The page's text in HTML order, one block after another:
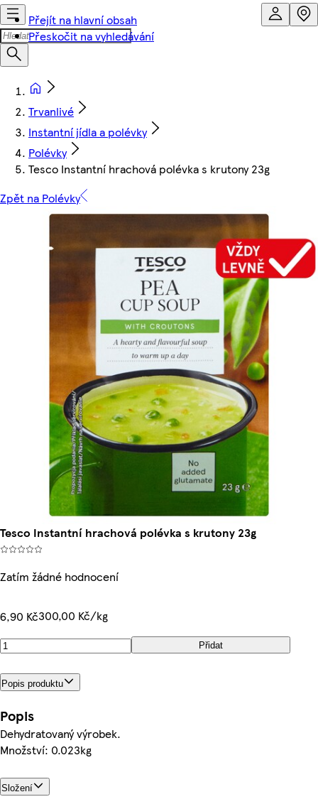
Přejít na hlavní obsah
Přeskočit na vyhledávání
Trvanlivé
Instantní jídla a polévky
Polévky
Tesco Instantní hrachová polévka s krutony 23g
Zpět na Polévky
Tesco Instantní hrachová polévka s krutony 23g
Zatím žádné hodnocení
6,90 Kč300,00 Kč/kg
Přidat
Popis produktu
Popis
Dehydratovaný výrobek.
Množství: 0.023kg
Složení